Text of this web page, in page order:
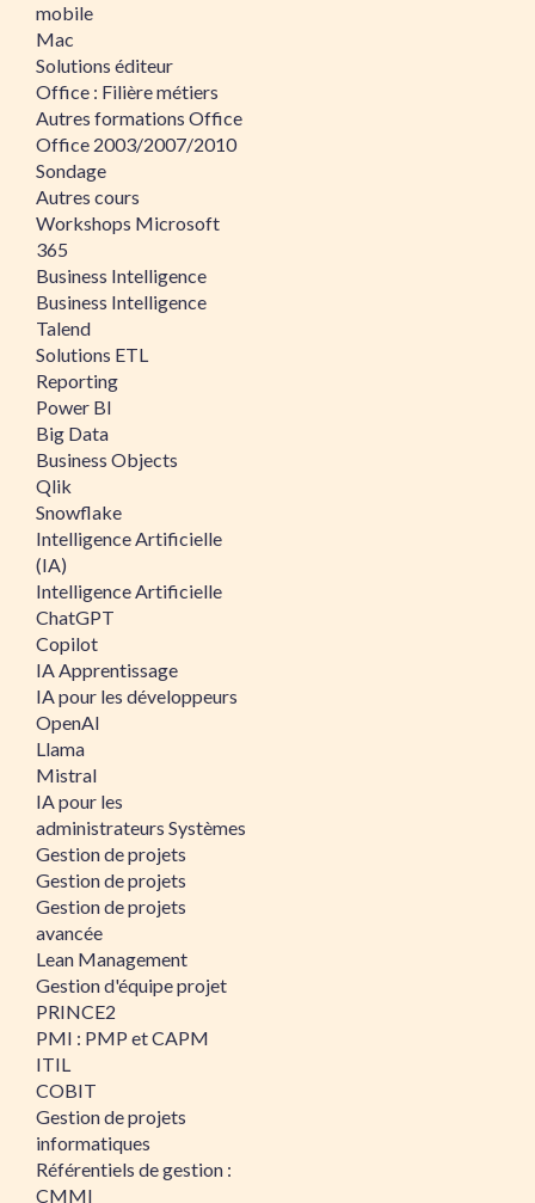
mobile
Mac
Solutions éditeur
Office : Filière métiers
Autres formations Office
Office 2003/2007/2010
Sondage
Autres cours
Workshops Microsoft
365
Business Intelligence
Business Intelligence
Talend
Solutions ETL
Reporting
Power BI
Big Data
Business Objects
Qlik
Snowflake
Intelligence Artificielle
(IA)
Intelligence Artificielle
ChatGPT
Copilot
IA Apprentissage
IA pour les développeurs
OpenAI
Llama
Mistral
IA pour les
administrateurs Systèmes
Gestion de projets
Gestion de projets
Gestion de projets
avancée
Lean Management
Gestion d'équipe projet
PRINCE2
PMI : PMP et CAPM
ITIL
COBIT
Gestion de projets
informatiques
Référentiels de gestion :
CMMI